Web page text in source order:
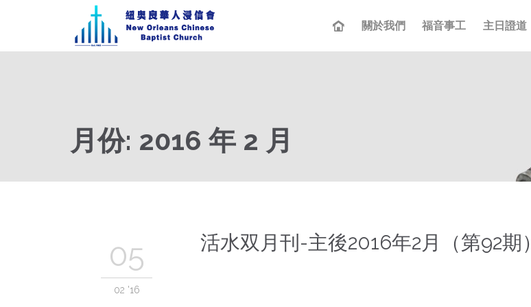
關於我們 福音事工 主日證道
月份: 2016 年 2 月
05
02 '16
活水双月刊-主後2016年2月（第92期）